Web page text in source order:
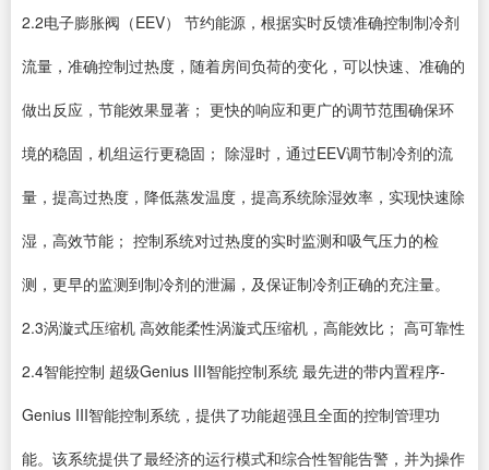
2.2电子膨胀阀（EEV） 节约能源，根据实时反馈准确控制制冷剂
流量，准确控制过热度，随着房间负荷的变化，可以快速、准确的
做出反应，节能效果显著； 更快的响应和更广的调节范围确保环
境的稳固，机组运行更稳固； 除湿时，通过EEV调节制冷剂的流
量，提高过热度，降低蒸发温度，提高系统除湿效率，实现快速除
湿，高效节能； 控制系统对过热度的实时监测和吸气压力的检
测，更早的监测到制冷剂的泄漏，及保证制冷剂正确的充注量。
2.3涡漩式压缩机 高效能柔性涡漩式压缩机，高能效比； 高可靠性
2.4智能控制 超级Genius III智能控制系统 最先进的带内置程序-
Genius III智能控制系统，提供了功能超强且全面的控制管理功
能。该系统提供了最经济的运行模式和综合性智能告警，并为操作